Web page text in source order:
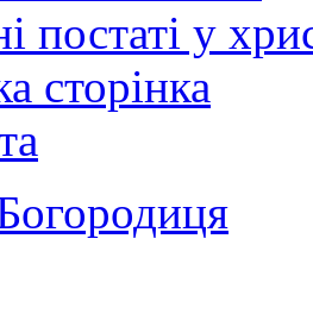
постаті у
сторінка